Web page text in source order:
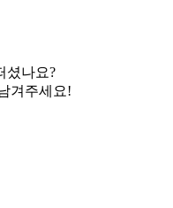
셨나요?
겨주세요!